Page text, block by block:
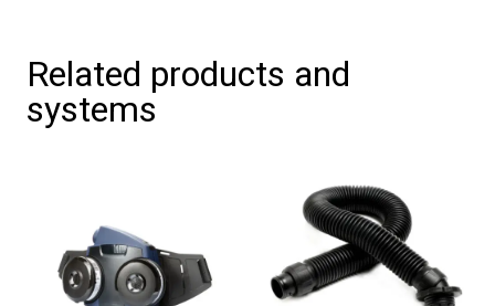
Related products and
systems